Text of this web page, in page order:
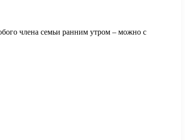
члена семьи ранним утром – можно с